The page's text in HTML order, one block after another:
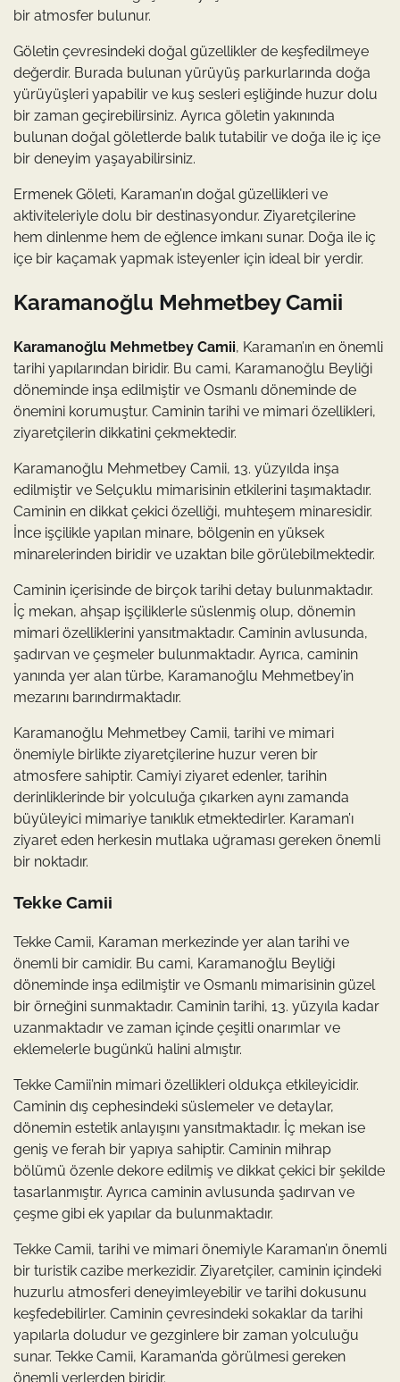
bir atmosfer bulunur.
Göletin çevresindeki doğal güzellikler de keşfedilmeye
değerdir. Burada bulunan yürüyüş parkurlarında doğa
yürüyüşleri yapabilir ve kuş sesleri eşliğinde huzur dolu
bir zaman geçirebilirsiniz. Ayrıca göletin yakınında
bulunan doğal göletlerde balık tutabilir ve doğa ile iç içe
bir deneyim yaşayabilirsiniz.
Ermenek Göleti, Karaman’ın doğal güzellikleri ve
aktiviteleriyle dolu bir destinasyondur. Ziyaretçilerine
hem dinlenme hem de eğlence imkanı sunar. Doğa ile iç
içe bir kaçamak yapmak isteyenler için ideal bir yerdir.
Karamanoğlu Mehmetbey Camii
Karamanoğlu Mehmetbey Camii, Karaman’ın en önemli
tarihi yapılarından biridir. Bu cami, Karamanoğlu Beyliği
döneminde inşa edilmiştir ve Osmanlı döneminde de
önemini korumuştur. Caminin tarihi ve mimari özellikleri,
ziyaretçilerin dikkatini çekmektedir.
Karamanoğlu Mehmetbey Camii, 13. yüzyılda inşa
edilmiştir ve Selçuklu mimarisinin etkilerini taşımaktadır.
Caminin en dikkat çekici özelliği, muhteşem minaresidir.
İnce işçilikle yapılan minare, bölgenin en yüksek
minarelerinden biridir ve uzaktan bile görülebilmektedir.
Caminin içerisinde de birçok tarihi detay bulunmaktadır.
İç mekan, ahşap işçiliklerle süslenmiş olup, dönemin
mimari özelliklerini yansıtmaktadır. Caminin avlusunda,
şadırvan ve çeşmeler bulunmaktadır. Ayrıca, caminin
yanında yer alan türbe, Karamanoğlu Mehmetbey’in
mezarını barındırmaktadır.
Karamanoğlu Mehmetbey Camii, tarihi ve mimari
önemiyle birlikte ziyaretçilerine huzur veren bir
atmosfere sahiptir. Camiyi ziyaret edenler, tarihin
derinliklerinde bir yolculuğa çıkarken aynı zamanda
büyüleyici mimariye tanıklık etmektedirler. Karaman’ı
ziyaret eden herkesin mutlaka uğraması gereken önemli
bir noktadır.
Tekke Camii
Tekke Camii, Karaman merkezinde yer alan tarihi ve
önemli bir camidir. Bu cami, Karamanoğlu Beyliği
döneminde inşa edilmiştir ve Osmanlı mimarisinin güzel
bir örneğini sunmaktadır. Caminin tarihi, 13. yüzyıla kadar
uzanmaktadır ve zaman içinde çeşitli onarımlar ve
eklemelerle bugünkü halini almıştır.
Tekke Camii’nin mimari özellikleri oldukça etkileyicidir.
Caminin dış cephesindeki süslemeler ve detaylar,
dönemin estetik anlayışını yansıtmaktadır. İç mekan ise
geniş ve ferah bir yapıya sahiptir. Caminin mihrap
bölümü özenle dekore edilmiş ve dikkat çekici bir şekilde
tasarlanmıştır. Ayrıca caminin avlusunda şadırvan ve
çeşme gibi ek yapılar da bulunmaktadır.
Tekke Camii, tarihi ve mimari önemiyle Karaman’ın önemli
bir turistik cazibe merkezidir. Ziyaretçiler, caminin içindeki
huzurlu atmosferi deneyimleyebilir ve tarihi dokusunu
keşfedebilirler. Caminin çevresindeki sokaklar da tarihi
yapılarla doludur ve gezginlere bir zaman yolculuğu
sunar. Tekke Camii, Karaman’da görülmesi gereken
önemli yerlerden biridir.